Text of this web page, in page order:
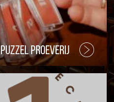
Puzzel proeverij